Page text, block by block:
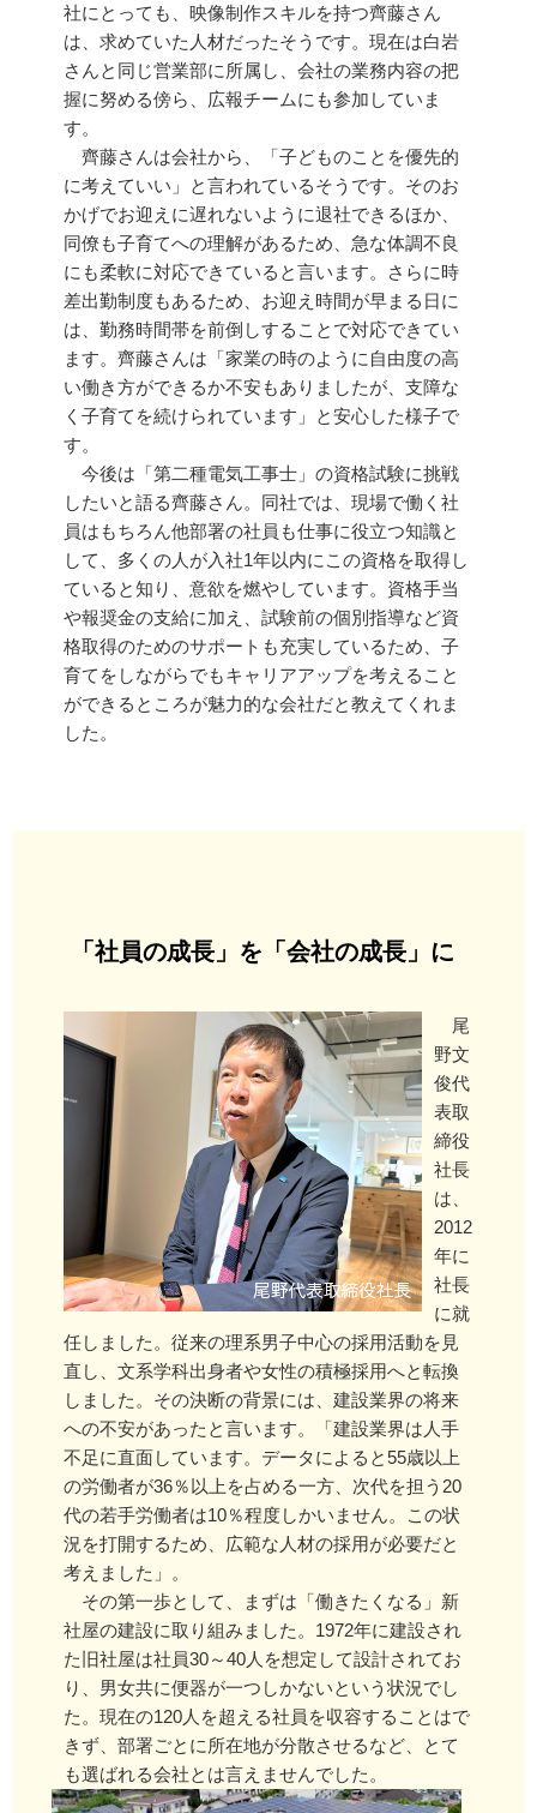
社にとっても、映像制作スキルを持つ齊藤さん
は、求めていた人材だったそうです。現在は白岩
さんと同じ営業部に所属し、会社の業務内容の把
握に努める傍ら、広報チームにも参加していま
す。
齊藤さんは会社から、「子どものことを優先的
に考えていい」と言われているそうです。そのお
かげでお迎えに遅れないように退社できるほか、
同僚も子育てへの理解があるため、急な体調不良
にも柔軟に対応できていると言います。さらに時
差出勤制度もあるため、お迎え時間が早まる日に
は、勤務時間帯を前倒しすることで対応できてい
ます。齊藤さんは「家業の時のように自由度の高
い働き方ができるか不安もありましたが、支障な
く子育てを続けられています」と安心した様子で
す。
今後は「第二種電気工事士」の資格試験に挑戦
したいと語る齊藤さん。同社では、現場で働く社
員はもちろん他部署の社員も仕事に役立つ知識と
して、多くの人が入社1年以内にこの資格を取得し
ていると知り、意欲を燃やしています。資格手当
や報奨金の支給に加え、試験前の個別指導など資
格取得のためのサポートも充実しているため、子
育てをしながらでもキャリアアップを考えること
ができるところが魅力的な会社だと教えてくれま
した。
「社員の成長」を「会社の成長」に
尾
野文
俊代
表取
締役
社長
は、
2012
年に
社長
に就
任しました。従来の理系男子中心の採用活動を見
直し、文系学科出身者や女性の積極採用へと転換
しました。その決断の背景には、建設業界の将来
への不安があったと言います。「建設業界は人手
不足に直面しています。データによると55歳以上
の労働者が36％以上を占める一方、次代を担う20
代の若手労働者は10％程度しかいません。この状
況を打開するため、広範な人材の採用が必要だと
考えました」。
その第一歩として、まずは「働きたくなる」新
社屋の建設に取り組みました。1972年に建設され
た旧社屋は社員30～40人を想定して設計されてお
り、男女共に便器が一つしかないという状況でし
た。現在の120人を超える社員を収容することはで
きず、部署ごとに所在地が分散させるなど、とて
も選ばれる会社とは言えませんでした。